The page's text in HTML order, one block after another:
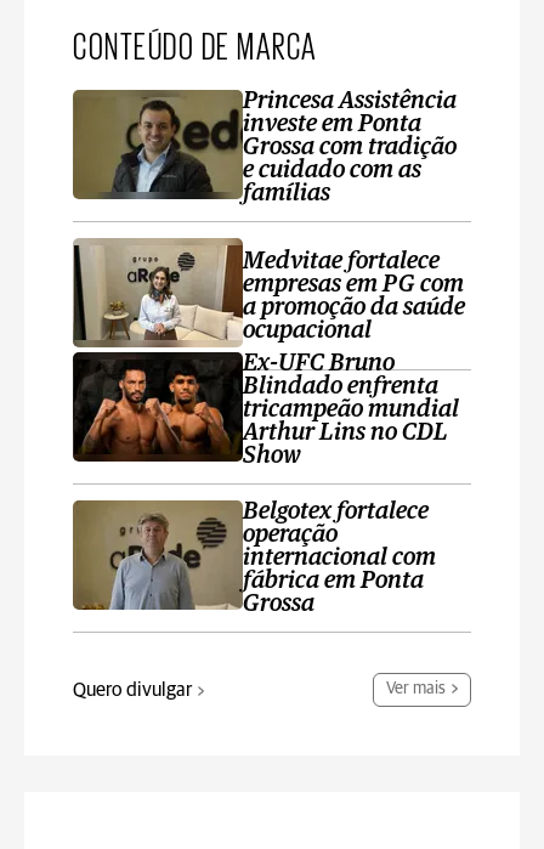
CONTEÚDO DE MARCA
Princesa Assistência
investe em Ponta
Grossa com tradição
e cuidado com as
famílias
Medvitae fortalece
empresas em PG com
a promoção da saúde
ocupacional
Ex-UFC Bruno
Blindado enfrenta
tricampeão mundial
Arthur Lins no CDL
Show
Belgotex fortalece
operação
internacional com
fábrica em Ponta
Grossa
Quero divulgar Ver mais